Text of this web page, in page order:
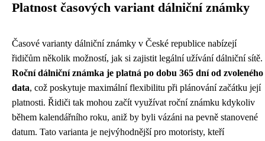
Platnost časových variant dálniční známky
Časové varianty dálniční známky v České republice nabízejí
řidičům několik možností, jak si zajistit legální užívání dálniční sítě.
Roční dálniční známka je platná po dobu 365 dní od zvoleného
data, což poskytuje maximální flexibilitu při plánování začátku její
platnosti. Řidiči tak mohou začít využívat roční známku kdykoliv
během kalendářního roku, aniž by byli vázáni na pevně stanovené
datum. Tato varianta je nejvýhodnější pro motoristy, kteří